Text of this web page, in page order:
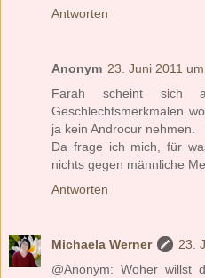
Antworten
Anonym 23. Juni 2011
Farah scheint sich
Geschlechtsmerkmalen
ja kein Androcur nehmen.
Da frage ich mich, für
nichts gegen männliche
Antworten
Michaela Werner
23.
@Anonym: Woher willst